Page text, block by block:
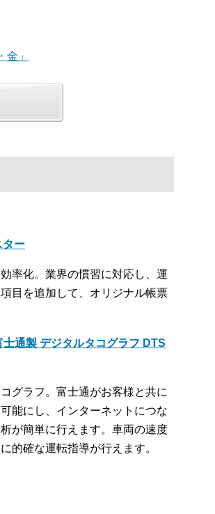
」
ター
率化。業界の慣習に対応し、運
目を追加して、オリジナル帳票
通製 デジタルタコグラフ DTS
グラフ。富士通がお客様と共に
能にし、インターネットにつな
が簡単に行えます。車両の速度
的確な運転指導が行えます。